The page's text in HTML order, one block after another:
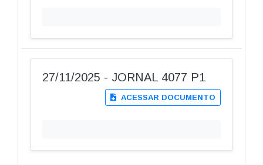
27/11/2025 - JORNAL 4077 P1
ACESSAR DOCUMENTO